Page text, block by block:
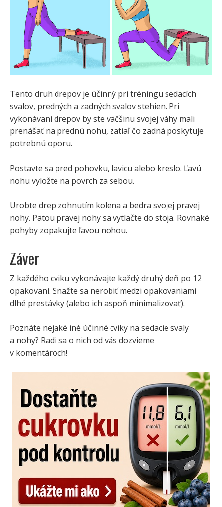
Tento druh drepov je účinný pri tréningu sedacích
svalov, predných a zadných svalov stehien. Pri
vykonávaní drepov by ste väčšinu svojej váhy mali
prenášať na prednú nohu, zatiaľ čo zadná poskytuje
potrebnú oporu.
Postavte sa pred pohovku, lavicu alebo kreslo. Ľavú
nohu vyložte na povrch za sebou.
Urobte drep zohnutím kolena a bedra svojej pravej
nohy. Pätou pravej nohy sa vytlačte do stoja. Rovnaké
pohyby zopakujte ľavou nohou.
Záver
Z každého cviku vykonávajte každý druhý deň po 12
opakovaní. Snažte sa nerobiť medzi opakovaniami
dlhé prestávky (alebo ich aspoň minimalizovať).
Poznáte nejaké iné účinné cviky na sedacie svaly
a nohy? Radi sa o nich od vás dozvieme
v komentároch!